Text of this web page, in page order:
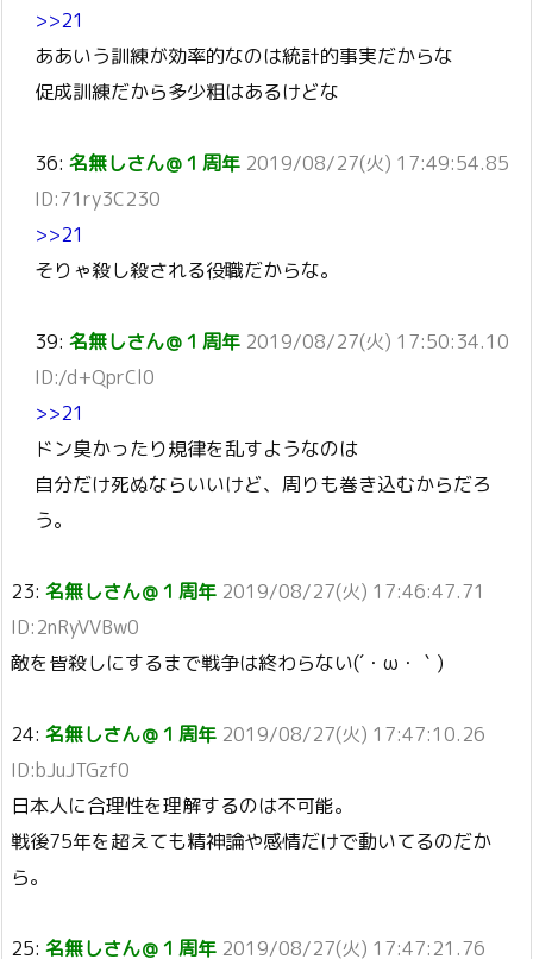
>>21
ああいう訓練が効率的なのは統計的事実だからな
促成訓練だから多少粗はあるけどな
36: 名無しさん＠１周年 2019/08/27(火) 17:49:54.85
ID:71ry3C230
>>21
そりゃ殺し殺される役職だからな。
39: 名無しさん＠１周年 2019/08/27(火) 17:50:34.10
ID:/d+QprCl0
>>21
ドン臭かったり規律を乱すようなのは
自分だけ死ぬならいいけど、周りも巻き込むからだろ
う。
23: 名無しさん＠１周年 2019/08/27(火) 17:46:47.71
ID:2nRyVVBw0
敵を皆殺しにするまで戦争は終わらない(´・ω・｀)
24: 名無しさん＠１周年 2019/08/27(火) 17:47:10.26
ID:bJuJTGzf0
日本人に合理性を理解するのは不可能。
戦後75年を超えても精神論や感情だけで動いてるのだか
ら。
25: 名無しさん＠１周年 2019/08/27(火) 17:47:21.76